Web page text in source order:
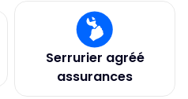
Serrurier agréé
assurances